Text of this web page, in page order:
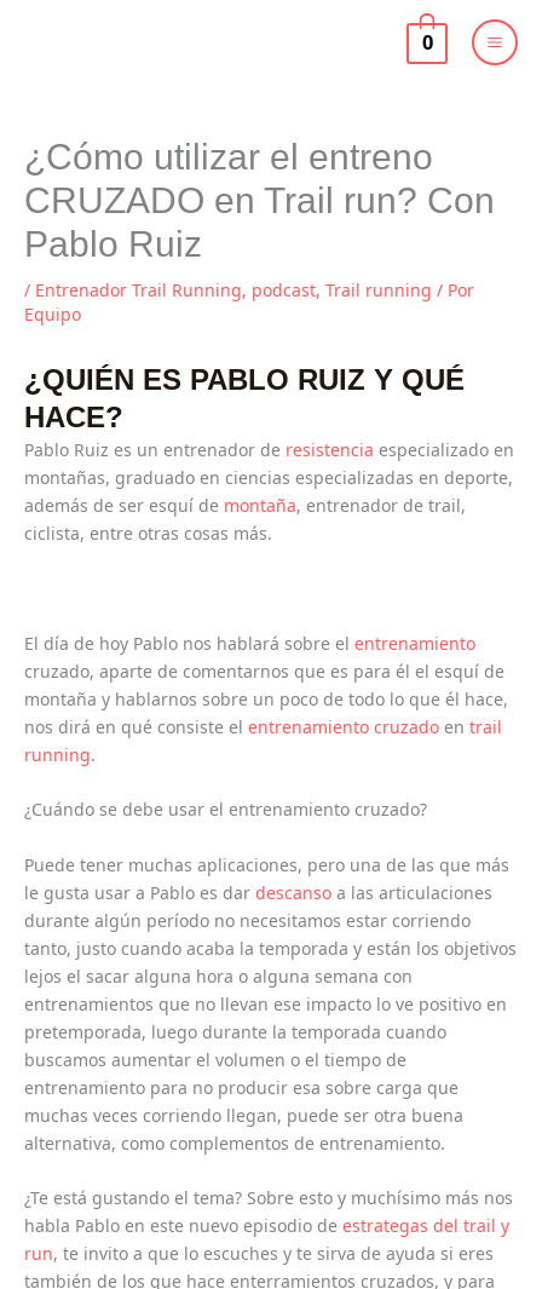
0
¿Cómo utilizar el entreno
CRUZADO en Trail run? Con
Pablo Ruiz
/ Entrenador Trail Running, podcast, Trail running / Por
Equipo
¿QUIÉN ES PABLO RUIZ Y QUÉ
HACE?
Pablo Ruiz es un entrenador de resistencia especializado en
montañas, graduado en ciencias especializadas en deporte,
además de ser esquí de montaña, entrenador de trail,
ciclista, entre otras cosas más.
El día de hoy Pablo nos hablará sobre el entrenamiento
cruzado, aparte de comentarnos que es para él el esquí de
montaña y hablarnos sobre un poco de todo lo que él hace,
nos dirá en qué consiste el entrenamiento cruzado en trail
running.
¿Cuándo se debe usar el entrenamiento cruzado?
Puede tener muchas aplicaciones, pero una de las que más
le gusta usar a Pablo es dar descanso a las articulaciones
durante algún período no necesitamos estar corriendo
tanto, justo cuando acaba la temporada y están los objetivos
lejos el sacar alguna hora o alguna semana con
entrenamientos que no llevan ese impacto lo ve positivo en
pretemporada, luego durante la temporada cuando
buscamos aumentar el volumen o el tiempo de
entrenamiento para no producir esa sobre carga que
muchas veces corriendo llegan, puede ser otra buena
alternativa, como complementos de entrenamiento.
¿Te está gustando el tema? Sobre esto y muchísimo más nos
habla Pablo en este nuevo episodio de estrategas del trail y
run, te invito a que lo escuches y te sirva de ayuda si eres
también de los que hace enterramientos cruzados, y para